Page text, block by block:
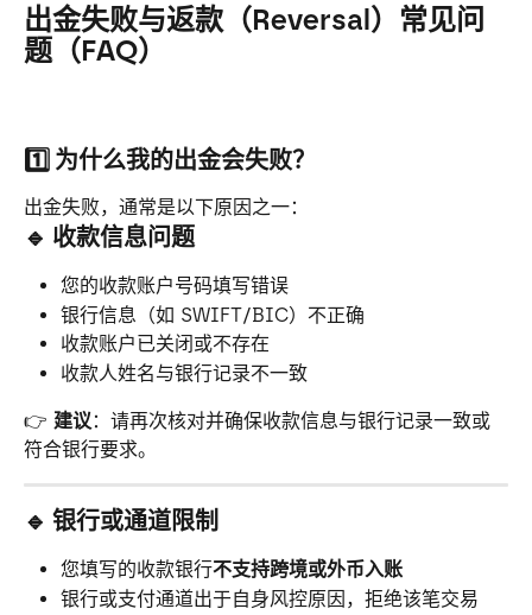
出金失败与返款（Reversal）常见问
题（FAQ）
1️⃣ 为什么我的出金会失败？
出金失败，通常是以下原因之一：
🔹 收款信息问题
您的收款账户号码填写错误
银行信息（如 SWIFT/BIC）不正确
收款账户已关闭或不存在
收款人姓名与银行记录不一致
👉 建议：请再次核对并确保收款信息与银行记录一致或
符合银行要求。
🔹 银行或通道限制
您填写的收款银行不支持跨境或外币入账
银行或支付通道出于自身风控原因，拒绝该笔交易